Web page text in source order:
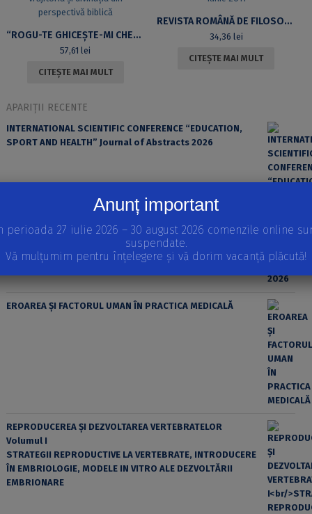
“ROGU-TE GHICEȘTE-MI CHEMÂND UN MORT”. MAGIA, VRĂJITORIA ȘI DIVINAȚIA DIN PERSPECTIVĂ BIBLICĂ
57,61lei
CITEȘTE MAI MULT
REVISTA ROMÂNĂ DE FILOSOFIE ANALITICĂ, VOL.V, NR.1, IANUARIE-IUNIE 2011
34,36 lei
CITEȘTE MAI MULT
APARIȚII RECENTE
INTERNATIONAL SCIENTIFIC CONFERENCE “EDUCATION,
SPORT AND HEALTH” Journal of Abstracts 2026
EROAREA ȘI FACTORUL UMAN ÎN PRACTICA MEDICALĂ
REPRODUCEREA ȘI DEZVOLTAREA VERTEBRATELOR
Volumul I
STRATEGII REPRODUCTIVE LA VERTEBRATE, INTRODUCERE
ÎN EMBRIOLOGIE, MODELE IN VITRO ALE DEZVOLTĂRII
EMBRIONARE
Anunț important
perioada 27 iulie 2026 – 30 august 2026 comenzile online
suspendate.
Vă mulțumim pentru înțelegere și vă dorim vacanță plăcută!